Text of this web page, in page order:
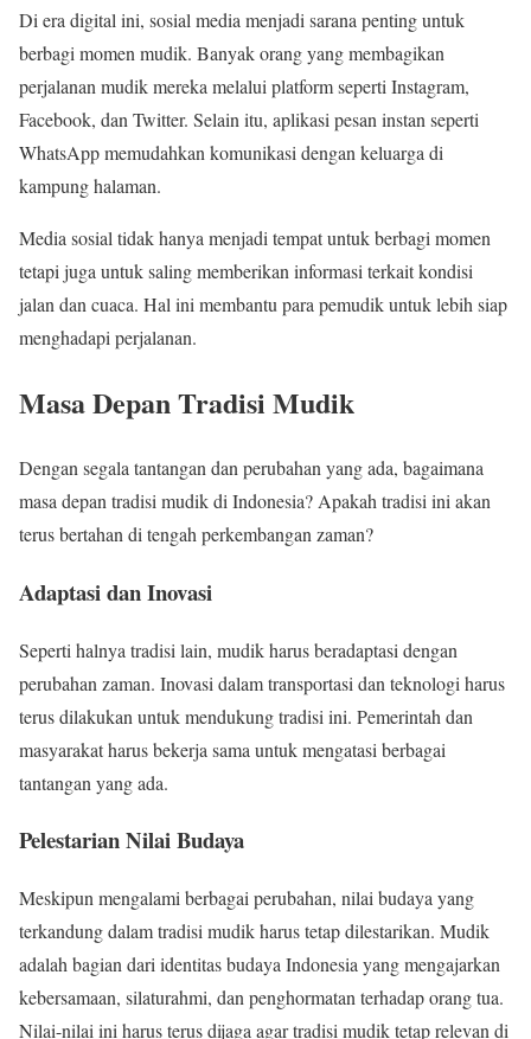
Di era digital ini, sosial media menjadi sarana penting untuk
berbagi momen mudik. Banyak orang yang membagikan
perjalanan mudik mereka melalui platform seperti Instagram,
Facebook, dan Twitter. Selain itu, aplikasi pesan instan seperti
WhatsApp memudahkan komunikasi dengan keluarga di
kampung halaman.
Media sosial tidak hanya menjadi tempat untuk berbagi momen
tetapi juga untuk saling memberikan informasi terkait kondisi
jalan dan cuaca. Hal ini membantu para pemudik untuk lebih siap
menghadapi perjalanan.
Masa Depan Tradisi Mudik
Dengan segala tantangan dan perubahan yang ada, bagaimana
masa depan tradisi mudik di Indonesia? Apakah tradisi ini akan
terus bertahan di tengah perkembangan zaman?
Adaptasi dan Inovasi
Seperti halnya tradisi lain, mudik harus beradaptasi dengan
perubahan zaman. Inovasi dalam transportasi dan teknologi harus
terus dilakukan untuk mendukung tradisi ini. Pemerintah dan
masyarakat harus bekerja sama untuk mengatasi berbagai
tantangan yang ada.
Pelestarian Nilai Budaya
Meskipun mengalami berbagai perubahan, nilai budaya yang
terkandung dalam tradisi mudik harus tetap dilestarikan. Mudik
adalah bagian dari identitas budaya Indonesia yang mengajarkan
kebersamaan, silaturahmi, dan penghormatan terhadap orang tua.
Nilai-nilai ini harus terus dijaga agar tradisi mudik tetap relevan di